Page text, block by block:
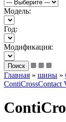
Модель:
Год:
Модификация:
Главная » шины »
ContiCrossContact